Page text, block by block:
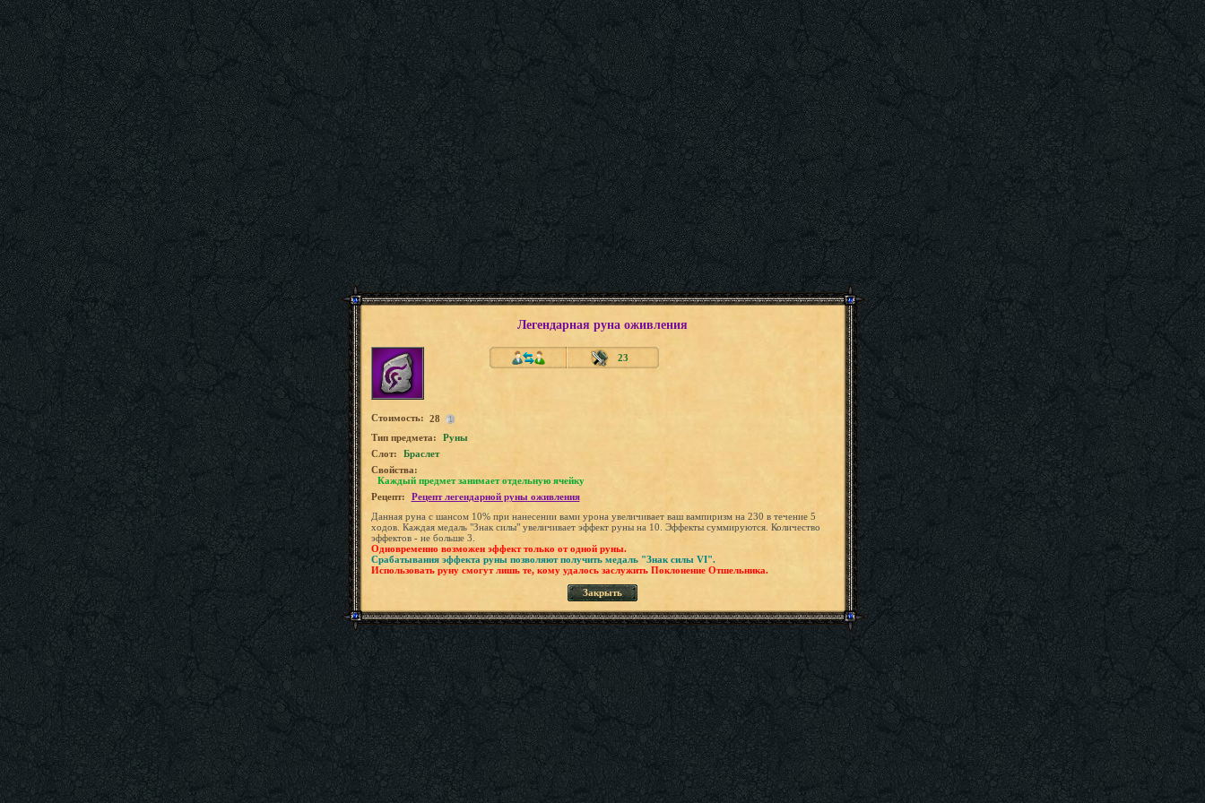
Легендарная руна оживления
23
Стоимость: 28
Tип предмета:
Руны
Слот:
Браслет
Свойства:
Каждый предмет занимает отдельную ячейку
Рецепт:
Рецепт легендарной руны оживления
Данная руна с шансом 10% при нанесении вами урона увеличивает ваш вампиризм на 230 в течение 5
ходов. Каждая медаль "Знак силы" увеличивает эффект руны на 10. Эффекты суммируются. Количество
эффектов - не больше 3.
Одновременно возможен эффект только от одной руны.
Срабатывания эффекта руны позволяют получить медаль "Знак силыVI".
Использовать руну смогут лишь те, кому удалось заслужить Поклонение Отшельника.
Закрыть